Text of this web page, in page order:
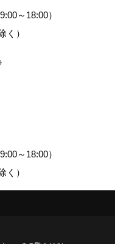
～18:00）
く）
～18:00）
く）